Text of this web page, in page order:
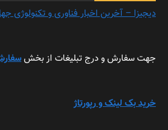
دیجیزا – آخرین اخبار فناوری و تکنولوژی
جهت سفارش و درج تبلیغات از بخش
خرید بک لینک و رپورتاژ